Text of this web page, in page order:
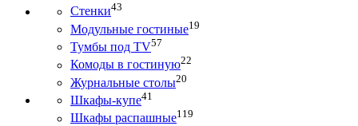
Стенки43
Модульные гостиные19
Тумбы под ТV57
Комоды в гостиную22
Журнальные столы20
Шкафы-купе41
Шкафы распашные119